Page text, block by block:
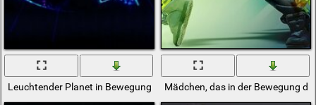
Leuchtender Planet in Bewegung Mädchen, das in der Bewegung